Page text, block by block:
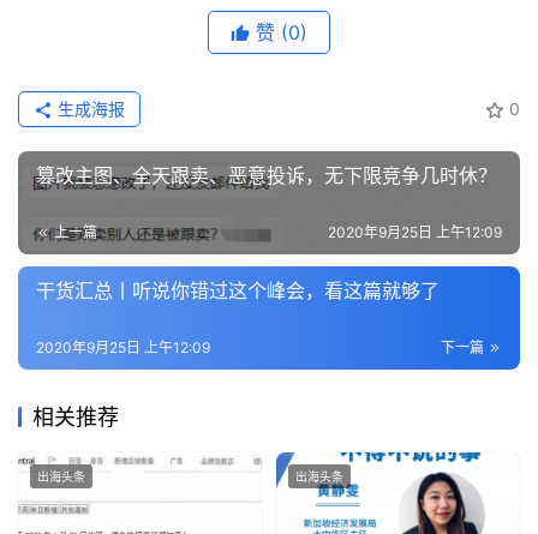
赞 (0)
0
生成海报
篡改主图、全天跟卖、恶意投诉，无下限竞争几时休？
上一篇 2020年9月25日 上午12:09
干货汇总丨听说你错过这个峰会，看这篇就够了
下一篇
2020年9月25日 上午12:09
相关推荐
出海头条 出海头条